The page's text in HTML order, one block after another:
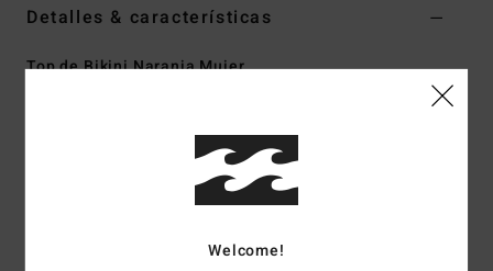
Detalles & características
Top de Bikini Naranja Mujer
Elástico reciclado canalé Tanlines
Cobertura media.
Welcome!